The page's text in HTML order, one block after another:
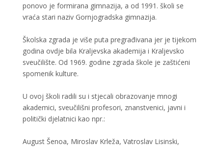
ponovo je formirana gimnazija, a od 1991. školi se
vraća stari naziv Gornjogradska gimnazija.
Školska zgrada je više puta pregrađivana jer je tijekom
godina ovdje bila Kraljevska akademija i Kraljevsko
sveučilište. Od 1969. godine zgrada škole je zaštićeni
spomenik kulture.
U ovoj školi radili su i stjecali obrazovanje mnogi
akademici, sveučilišni profesori, znanstvenici, javni i
politički djelatnici kao npr.:
August Šenoa, Miroslav Krleža, Vatroslav Lisinski,